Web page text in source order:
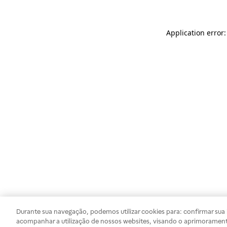
Application
Durante sua navegação, podemos utilizar cookies para: confirmar
acompanhar a utilização de nossos websites, visando o